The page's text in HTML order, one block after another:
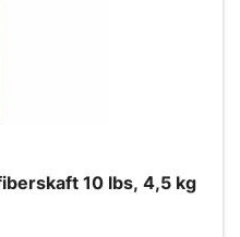
10 lbs, 4,5 kg